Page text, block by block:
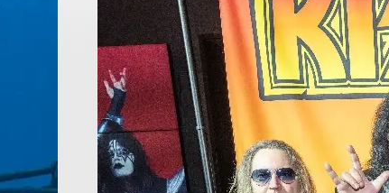
LAND
LOCKED
IN
VEGAS!